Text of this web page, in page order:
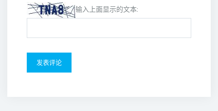
输入上面显示的文本: